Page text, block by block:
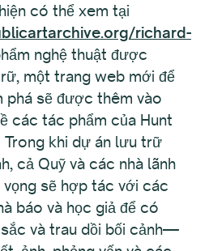
có thể xem tại
richard-
nghệ thuật được
một trang web mới để
phá sẽ được thêm vào
các tác phẩm của Hunt
khi dự án lưu trữ
cả Quỹ và các nhà lãnh
sẽ hợp tác với các
báo và học giả để có
và trau dồi bối cảnh—